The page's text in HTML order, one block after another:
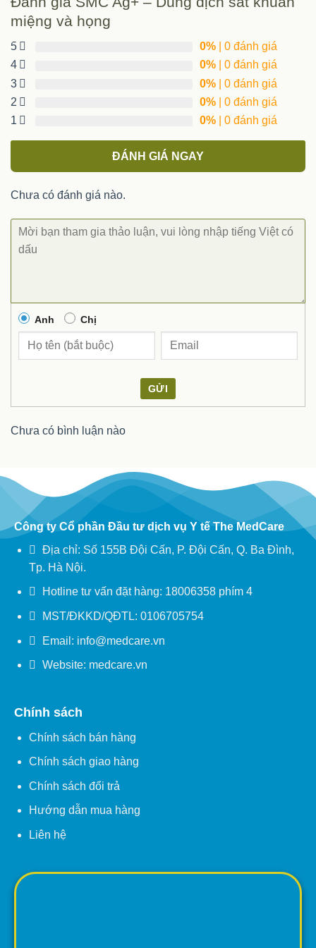
tiếp khách, ăn uống, giúp hơi thở thơm mát khi giao tiếp.
Bảo quản
Nơi khô ráo, thoáng mát.
Quy cách đóng gói
Hộp 1 lọ 250ml
Xuất xứ
miệng và họng
5 0% | 0 đánh giá
4
0% | 0 đánh giá
3
0% | 0 đánh giá
2
0% | 0 đánh giá
1
0% | 0 đánh giá
ĐÁNH GIÁ NGAY
Chưa có đánh giá nào.
Anh Chị
GỬI
Chưa có bình luận nào
Công ty Cổ phần Đầu tư dịch vụ Y tế The MedCare
Địa chỉ: Số 155B Đội Cấn, P. Đội Cấn, Q. Ba Đình,
Tp. Hà Nội.
Hotline tư vấn đặt hàng: 18006358 phím 4
MST/ĐKKD/QĐTL: 0106705754
Email: info@medcare.vn
Website: medcare.vn
Chính sách
Chính sách bán hàng
Chính sách giao hàng
Chính sách đổi trả
Hướng dẫn mua hàng
Liên hệ